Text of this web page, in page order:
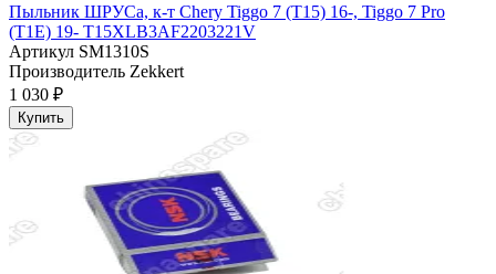
Пыльник ШРУСа, к-т Chery Tiggo 7 (T15) 16-, Tiggo 7 Pro
(T1E) 19- T15XLB3AF2203221V
Артикул SM1310S
Производитель Zekkert
1 030 ₽
Купить